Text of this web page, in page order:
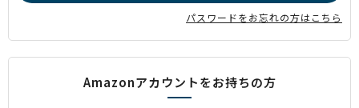
パスワードをお忘れの方はこちら
Amazonアカウントをお持ちの方